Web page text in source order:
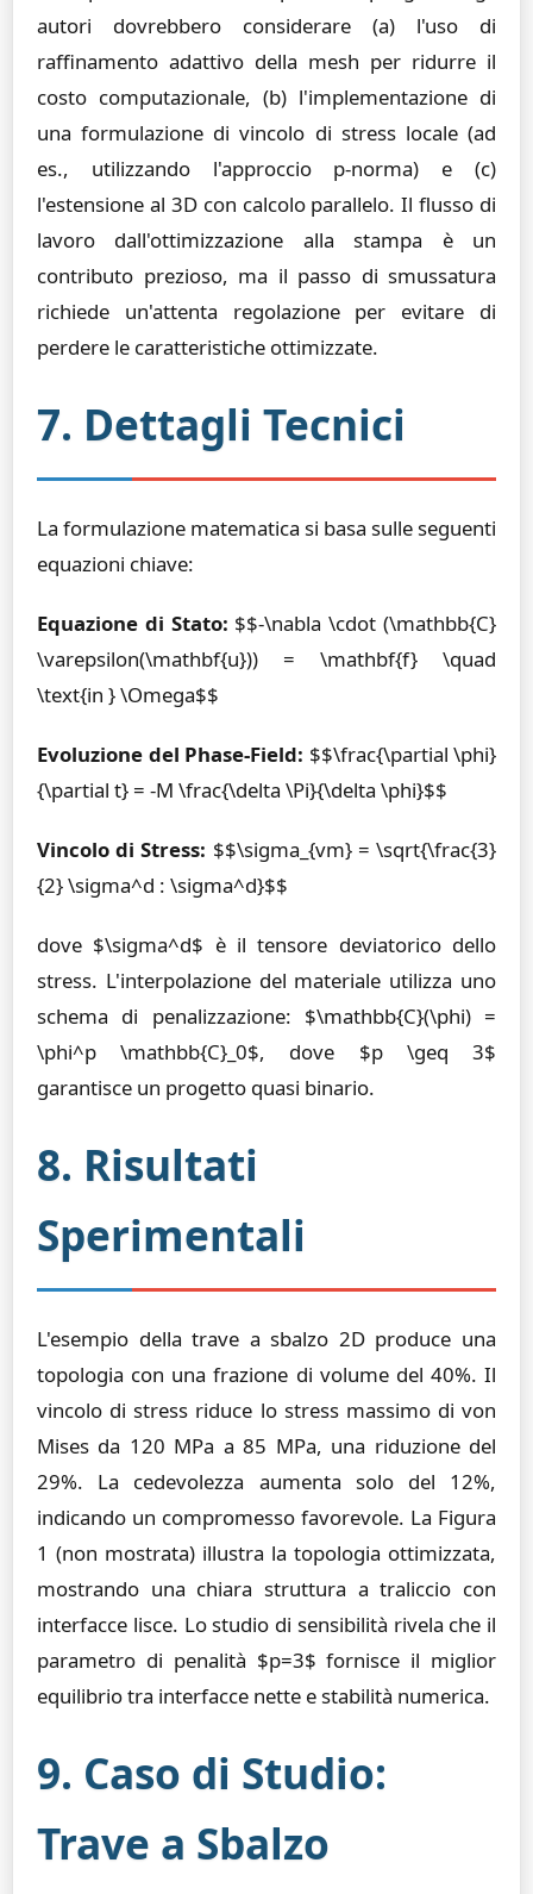
autori dovrebbero considerare (a) l'uso di
raffinamento adattivo della mesh per ridurre il
costo computazionale, (b) l'implementazione di
una formulazione di vincolo di stress locale (ad
es., utilizzando l'approccio p-norma) e (c)
l'estensione al 3D con calcolo parallelo. Il flusso di
lavoro dall'ottimizzazione alla stampa è un
contributo prezioso, ma il passo di smussatura
richiede un'attenta regolazione per evitare di
perdere le caratteristiche ottimizzate.
7. Dettagli Tecnici
La formulazione matematica si basa sulle seguenti
equazioni chiave:
Equazione di Stato: $$-\nabla \cdot (\mathbb{C}
\varepsilon(\mathbf{u})) = \mathbf{f} \quad
\text{in } \Omega$$
Evoluzione del Phase-Field: $$\frac{\partial \phi}
{\partial t} = -M \frac{\delta \Pi}{\delta \phi}$$
Vincolo di Stress: $$\sigma_{vm} = \sqrt{\frac{3}
{2} \sigma^d : \sigma^d}$$
dove $\sigma^d$ è il tensore deviatorico dello
stress. L'interpolazione del materiale utilizza uno
schema di penalizzazione: $\mathbb{C}(\phi) =
\phi^p \mathbb{C}_0$, dove $p \geq 3$
garantisce un progetto quasi binario.
8. Risultati
Sperimentali
L'esempio della trave a sbalzo 2D produce una
topologia con una frazione di volume del 40%. Il
vincolo di stress riduce lo stress massimo di von
Mises da 120 MPa a 85 MPa, una riduzione del
29%. La cedevolezza aumenta solo del 12%,
indicando un compromesso favorevole. La Figura
1 (non mostrata) illustra la topologia ottimizzata,
mostrando una chiara struttura a traliccio con
interfacce lisce. Lo studio di sensibilità rivela che il
parametro di penalità $p=3$ fornisce il miglior
equilibrio tra interfacce nette e stabilità numerica.
9. Caso di Studio:
Trave a Sbalzo